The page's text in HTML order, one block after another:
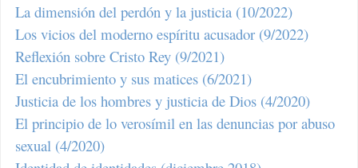
La dimensión del perdón y la justicia (10/2022)
Los vicios del moderno espíritu acusador (9/2022)
Reflexión sobre Cristo Rey (9/2021)
El encubrimiento y sus matices (6/2021)
Justicia de los hombres y justicia de Dios (4/2020)
El principio de lo verosímil en las denuncias por abuso
sexual (4/2020)